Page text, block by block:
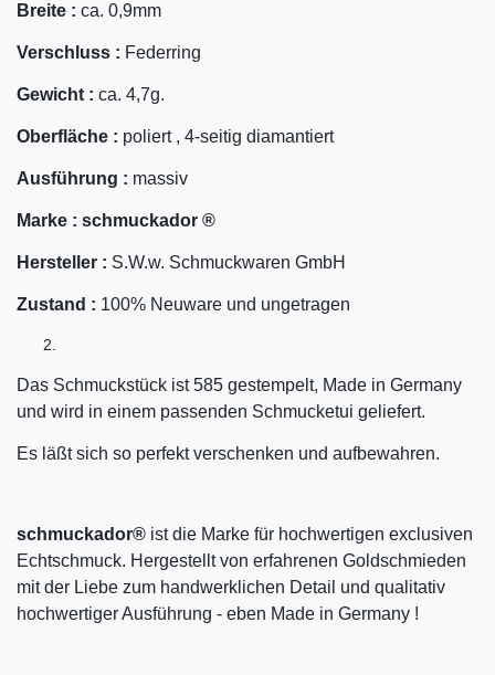
Breite : ca. 0,9mm
Verschluss : Federring
Gewicht : ca. 4,7g.
Oberfläche : poliert , 4-seitig diamantiert
Ausführung : massiv
Marke : schmuckador ®
Hersteller : S.W.w. Schmuckwaren GmbH
Zustand : 100% Neuware und ungetragen
Das Schmuckstück ist 585 gestempelt, Made in Germany
und wird in einem passenden Schmucketui geliefert.
Es läßt sich so perfekt verschenken und aufbewahren.
schmuckador® ist die Marke für hochwertigen exclusiven
Echtschmuck. Hergestellt von erfahrenen Goldschmieden
mit der Liebe zum handwerklichen Detail und qualitativ
hochwertiger Ausführung - eben Made in Germany !